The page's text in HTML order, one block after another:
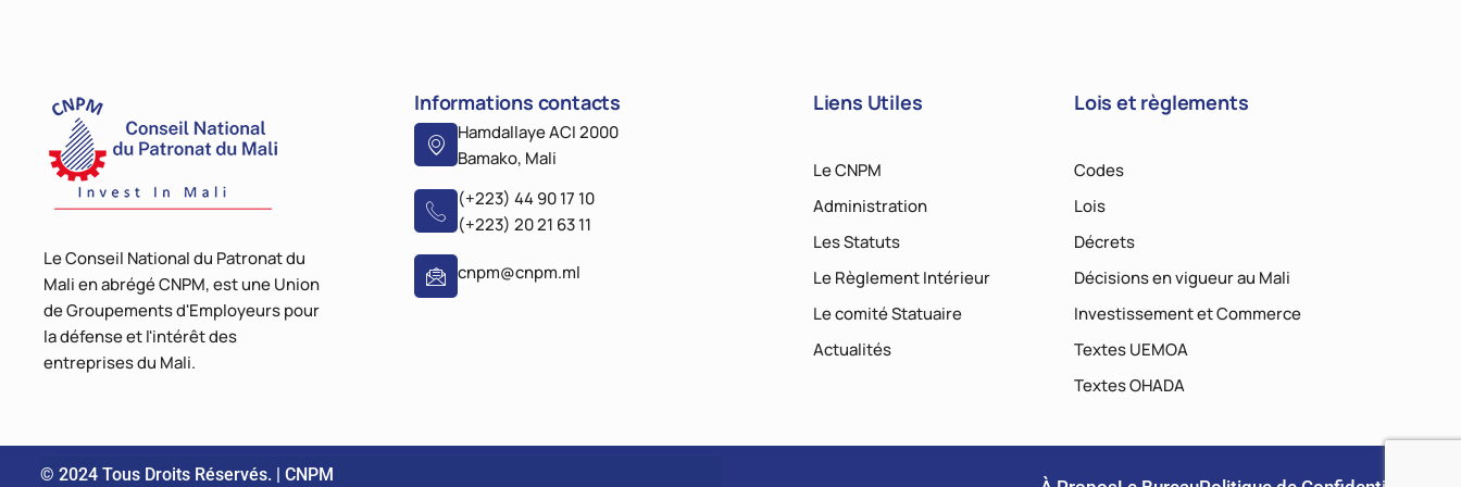
Le Conseil National du Patronat du
Mali en abrégé CNPM, est une Union
de Groupements d'Employeurs pour
la défense et l'intérêt des
entreprises du Mali.
Informations contacts
Hamdallaye ACI 2000
Bamako, Mali
(+223) 44 90 17 10
(+223) 20 21 63 11
cnpm@cnpm.ml
Liens Utiles
Le CNPM
Administration
Les Statuts
Le Règlement Intérieur
Le comité Statuaire
Actualités
Lois et règlements
Codes
Lois
Décrets
Décisions en vigueur au Mali
Investissement et Commerce
Textes UEMOA
Textes OHADA
© 2024 Tous Droits Réservés. | CNPM